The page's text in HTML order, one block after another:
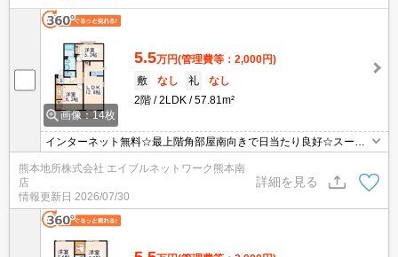
画像：14枚
5.5万円(管理費等：2,000円)
敷
なし 礼
なし
2階
2LDK 57.81m²
インターネット無料☆最上階角部屋南向きで日当たり良好☆スーパ
ーまで徒歩5分、マクドナルドまで徒歩5分、コンビニまで徒歩7
分、ファミリーレストランまで徒歩8分と周辺環境充実！！駐車場2
熊本地所株式会社 エイブルネットワーク熊本南
店
情報更新日 2026/07/30
詳細を見る